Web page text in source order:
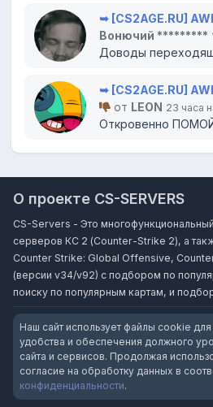
Вонючий *********
от LEON 23 часа
О проекте CS-SERVERS
CS-Servers - Это
серверов КС 2 (Counter-Strike 2), а
Counter Strike: Global Offensive,
(версии v34/v92) с подбором по
поиску по популярным картам, и
Наш сайт использует файлы cookie
удобства и обеспечения должного
сайта и сервисов. Продолжая
согласие на обработку данных в
конфиденциальности.